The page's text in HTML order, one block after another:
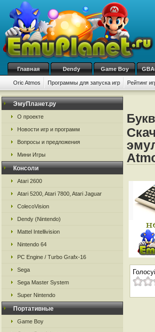
Главная Dendy Game Boy
Oric Atmos Программы для запуска игр Рейтинг
ЭмуПланет.ру
О проекте
Новости игр и программ
Вопросы и предложения
Мини Игры
Консоли
Atari 2600
Atari 5200, Atari 7800, Atari Jaguar
ColecoVision
Dendy (Nintendo)
Mattel Intellivision
Nintendo 64
PC Engine / Turbo Grafx-16
Sega
Sega Master System
Super Nintendo
Портативные
Game Boy